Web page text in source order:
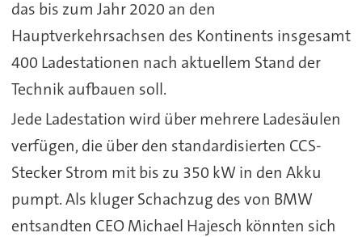
das bis zum Jahr 2020 an den
Hauptverkehrsachsen des Kontinents insgesamt
400 Ladestationen nach aktuellem Stand der
Technik aufbauen soll.
Jede Ladestation wird über mehrere Ladesäulen
verfügen, die über den standardisierten CCS-
Stecker Strom mit bis zu 350 kW in den Akku
pumpt. Als kluger Schachzug des von BMW
entsandten CEO Michael Hajesch könnten sich